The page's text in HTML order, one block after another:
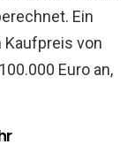
Ein
Kaufpreis von
Euro an,